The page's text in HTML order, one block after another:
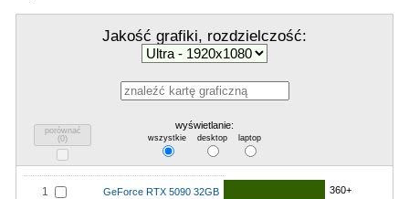
Jakość grafiki, rozdzielczość:
porównać
(0)
wyświetlanie:
wszystkie desktop laptop
1 GeForce RTX 5090 32GB 360+